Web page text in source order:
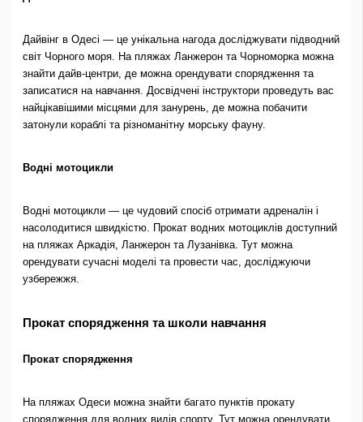
Дайвінг в Одесі — це унікальна нагода досліджувати підводний
світ Чорного моря. На пляжах Ланжерон та Чорноморка можна
знайти дайв-центри, де можна орендувати спорядження та
записатися на навчання. Досвідчені інструктори проведуть вас
найцікавішими місцями для занурень, де можна побачити
затонули кораблі та різноманітну морську фауну.
Водні мотоцикли
Водні мотоцикли — це чудовий спосіб отримати адреналін і
насолодитися швидкістю. Прокат водних мотоциклів доступний
на пляжах Аркадія, Ланжерон та Лузанівка. Тут можна
орендувати сучасні моделі та провести час, досліджуючи
узбережжя.
Прокат спорядження та школи навчання
Прокат спорядження
На пляжах Одеси можна знайти багато пунктів прокату
спорядження для водних видів спорту. Тут можна орендувати